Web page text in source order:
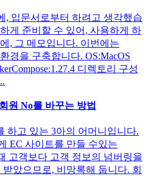
, 입문서로부터 하려고 생각했습
게 준비할 수 있어, 사용하게 하
, 그 메모입니다. 이번에는
경을 구축합니다. OS:MacOS
디렉토리 구성
원 No를 바꾸는 방법
하고 있는 3아의 어머니입니다.
EC 사이트를 만들 수있는
고객보다 고객 정보의 넘버링을
았으므로, 비망록해 둡니다. 회